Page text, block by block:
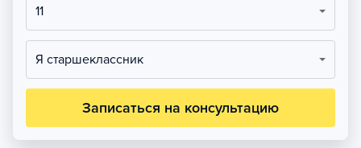
11
Я старшеклассник
Записаться на консультацию